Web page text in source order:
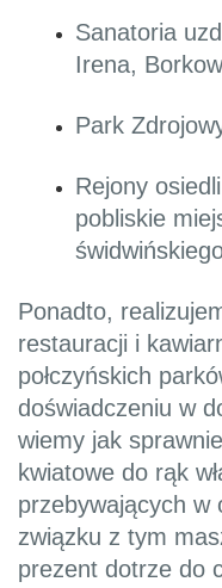
Sanatoria
Irena,
Park
Rejony
pobliskie
Ponadto,
restauracji i
połczyńskich
doświadczeniu w
wiemy jak
kwiatowe do rąk
przebywających w
związku z tym
prezent dotrze do